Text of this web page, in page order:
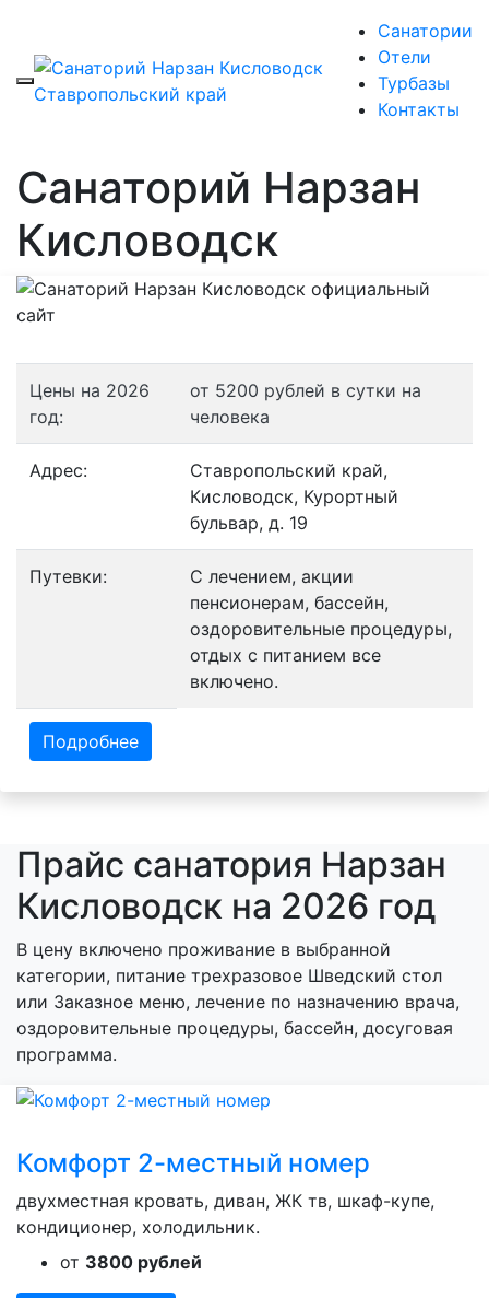
Санатории
Отели
Турбазы
Контакты
Санаторий Нарзан
Кисловодск
Цены на 2026
год:
от 5200 рублей в сутки на
человека
Адрес:
Ставропольский край,
Кисловодск, Курортный
бульвар, д. 19
Путевки:
С лечением, акции
пенсионерам, бассейн,
оздоровительные процедуры,
отдых с питанием все
включено.
Подробнее
Прайс санатория Нарзан
Кисловодск на 2026 год
В цену включено проживание в выбранной
категории, питание трехразовое Шведский стол
или Заказное меню, лечение по назначению врача,
оздоровительные процедуры, бассейн, досуговая
программа.
Комфорт 2-местный номер
двухместная кровать, диван, ЖК тв, шкаф-купе,
кондиционер, холодильник.
от 3800 рублей